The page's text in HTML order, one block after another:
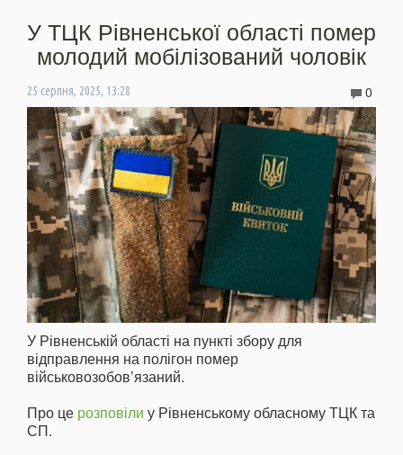
У ТЦК Рівненської області помер
молодий мобілізований чоловік
25 серпня, 2025, 13:28 0
У Рівненській області на пункті збору для
відправлення на полігон помер
військовозобов’язаний.
Про це розповіли у Рівненському обласному ТЦК та
СП.